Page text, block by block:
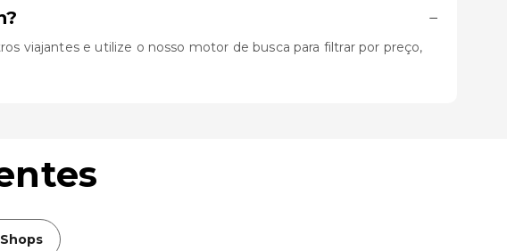
−
viajantes e utilize o nosso motor de busca para filtrar por preço,